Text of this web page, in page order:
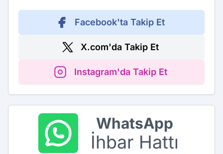
Facebook'ta Takip Et
X.com'da Takip Et
Instagram'da Takip Et
WhatsApp
İhbar Hattı